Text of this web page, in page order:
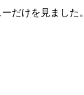
だけを見ました。